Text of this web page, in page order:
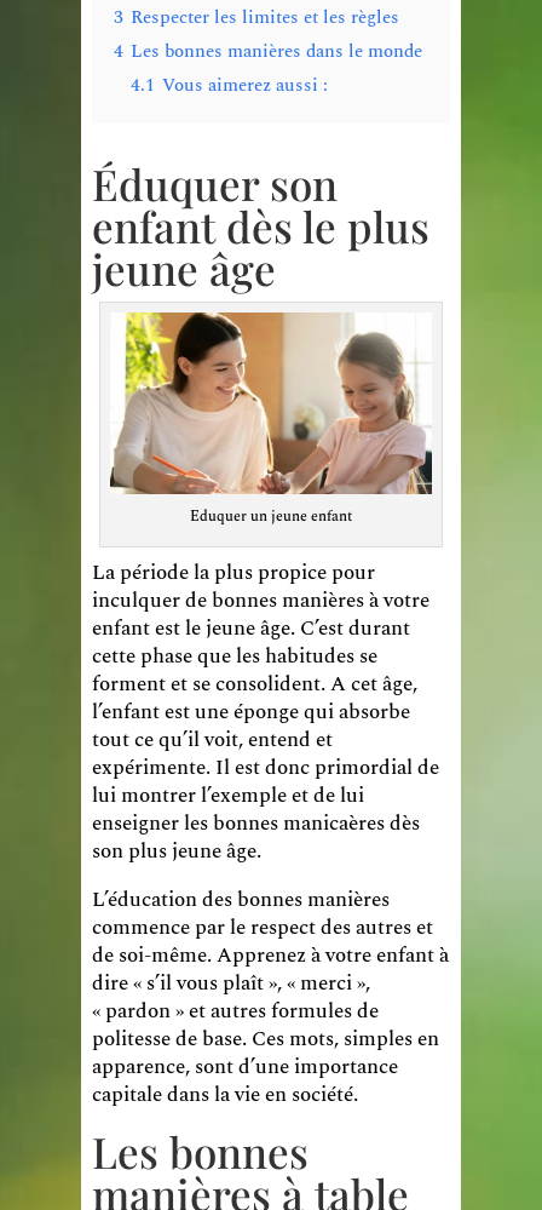
3 Respecter les limites et les règles
4 Les bonnes manières dans le monde
4.1 Vous aimerez aussi :
Éduquer son
enfant dès le plus
jeune âge
Eduquer un jeune enfant
La période la plus propice pour
inculquer de bonnes manières à votre
enfant est le jeune âge. C’est durant
cette phase que les habitudes se
forment et se consolident. A cet âge,
l’enfant est une éponge qui absorbe
tout ce qu’il voit, entend et
expérimente. Il est donc primordial de
lui montrer l’exemple et de lui
enseigner les bonnes manicaères dès
son plus jeune âge.
L’éducation des bonnes manières
commence par le respect des autres et
de soi-même. Apprenez à votre enfant à
dire « s’il vous plaît », « merci »,
« pardon » et autres formules de
politesse de base. Ces mots, simples en
apparence, sont d’une importance
capitale dans la vie en société.
Les bonnes
manières à table